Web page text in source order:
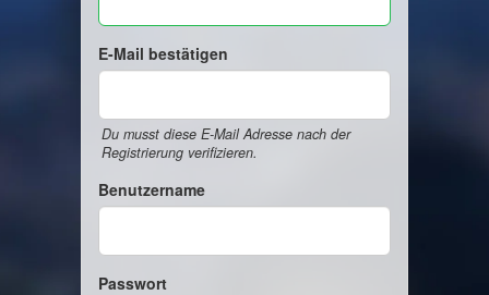
E-Mail bestätigen
Du musst diese E-Mail Adresse nach der
Registrierung verifizieren.
Benutzername
Passwort